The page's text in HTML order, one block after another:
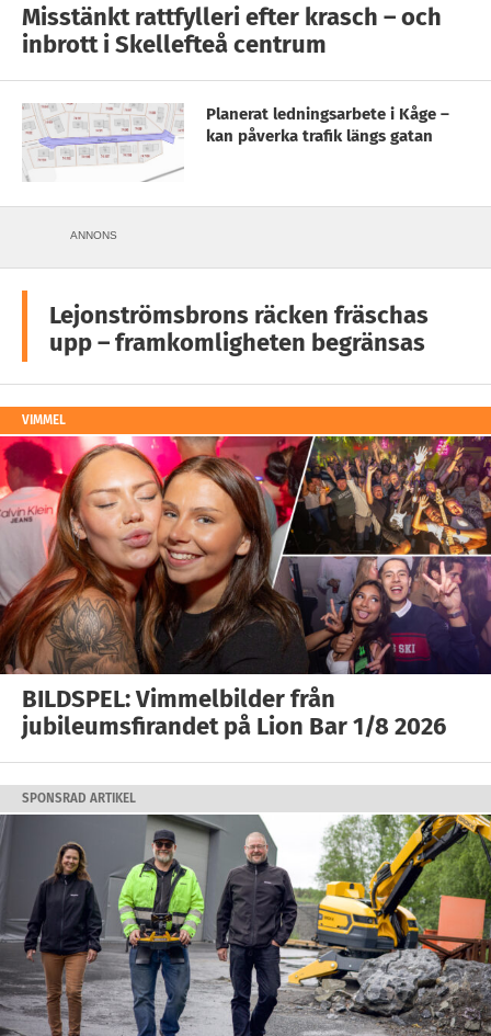
Misstänkt rattfylleri efter krasch – och
inbrott i Skellefteå centrum
Planerat ledningsarbete i Kåge –
kan påverka trafik längs gatan
ANNONS
Lejonströmsbrons räcken fräschas
upp – framkomligheten begränsas
VIMMEL
BILDSPEL: Vimmelbilder från
jubileumsfirandet på Lion Bar 1/8 2026
SPONSRAD ARTIKEL